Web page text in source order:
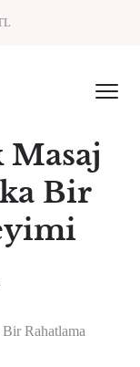
Masaj
Bir
Rahatlama